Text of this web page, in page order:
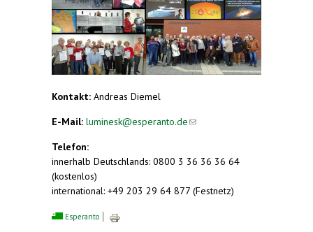
Kontakt: Andreas Diemel
E-Mail: luminesk@esperanto.de(link sends e-
Telefon:
innerhalb Deutschlands: 0800 3 36 36 36 64
(kostenlos)
international: +49 203 29 64 877 (Festnetz)
Esperanto